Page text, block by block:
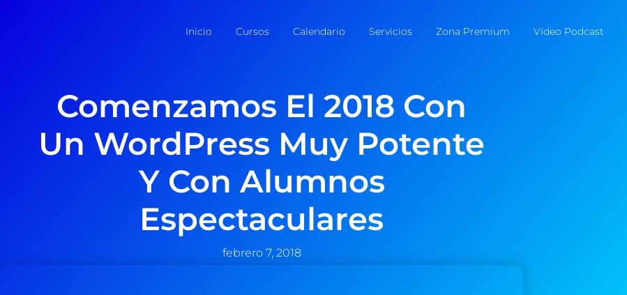
Inicio Cursos Calendario Servicios Zona Premium Vídeo Podcast
Comenzamos El 2018 Con
Un WordPress Muy Potente
Y Con Alumnos
Espectaculares
febrero 7, 2018